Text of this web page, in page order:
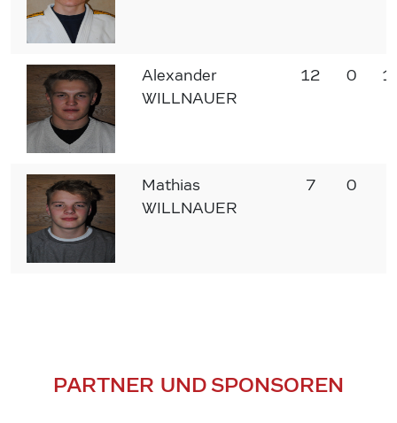
Alexander
WILLNAUER
12 0
Mathias
WILLNAUER
7 0
PARTNER UND SPONSOREN